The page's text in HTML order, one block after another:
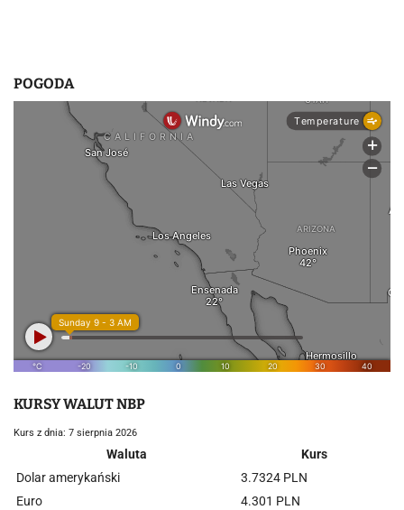
POGODA
KURSY WALUT NBP
Kurs z dnia: 7 sierpnia 2026
Waluta
Kurs
Dolar amerykański
3.7324 PLN
Euro
4.301 PLN